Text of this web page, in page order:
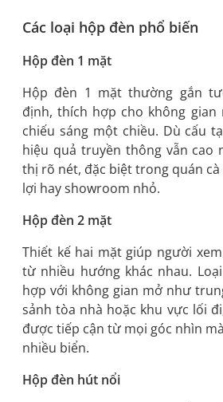
Các loại hộp đèn phổ biến
Hộp đèn 1 mặt
Hộp đèn 1 mặt thường gắn
định, thích hợp cho không gian
chiếu sáng một chiều. Dù cấu
hiệu quả truyền thông vẫn cao
thị rõ nét, đặc biệt trong quán
lợi hay showroom nhỏ.
Hộp đèn 2 mặt
Thiết kế hai mặt giúp người
từ nhiều hướng khác nhau.
hợp với không gian mở như
sảnh tòa nhà hoặc khu vực lối
được tiếp cận từ mọi góc nhìn
nhiều biển.
Hộp đèn hút nổi